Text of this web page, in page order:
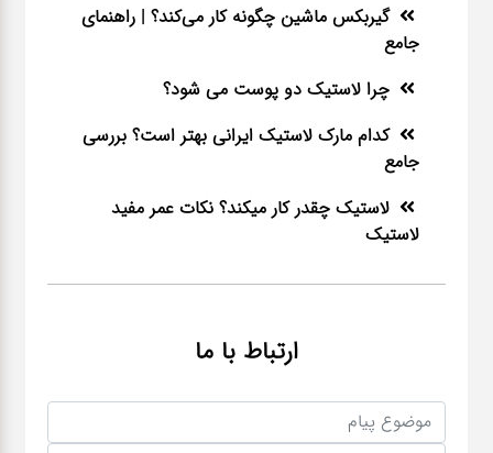
گیربکس ماشین چگونه کار می‌کند؟ | راهنمای
جامع
چرا لاستیک دو پوست می شود؟
کدام مارک لاستیک ایرانی بهتر است؟ بررسی
جامع
لاستیک چقدر کار میکند؟ نکات عمر مفید
لاستیک
ارتباط با ما